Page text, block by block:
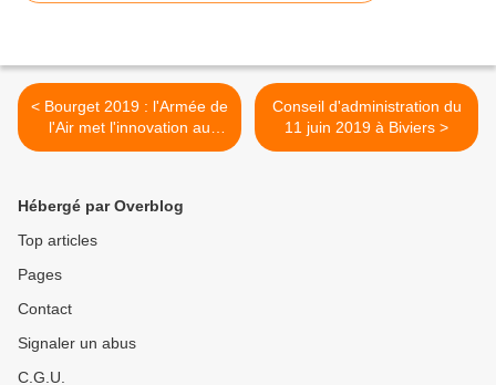
< Bourget 2019 : l'Armée de
l'Air met l'innovation au
cœur de sa présence
Conseil d'administration du
11 juin 2019 à Biviers >
Hébergé par Overblog
Top articles
Pages
Contact
Signaler un abus
C.G.U.